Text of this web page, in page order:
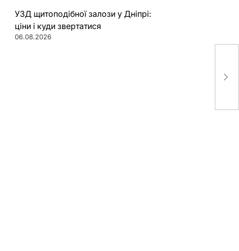
УЗД щитоподібної залози у Дніпрі:
ціни і куди звертатися
06.08.2026